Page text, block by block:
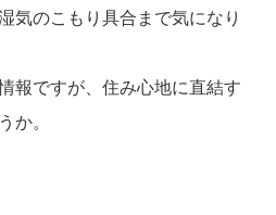
気のこもり具合まで気になり
報ですが、住み心地に直結す
か。